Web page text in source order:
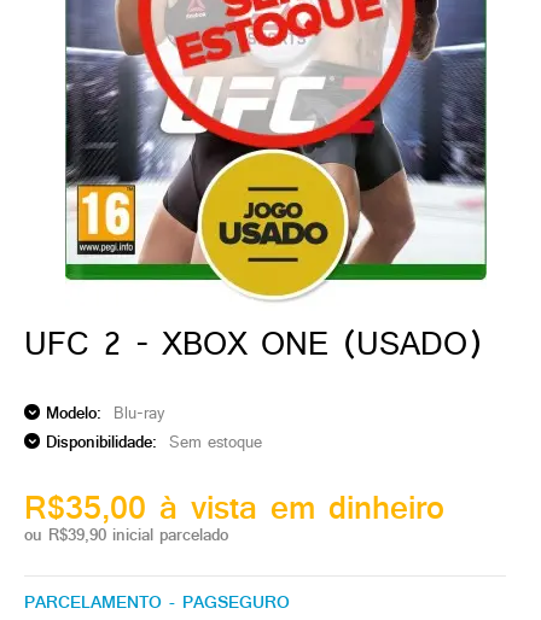
UFC 2 - XBOX ONE (USADO)
Modelo: Blu-ray
Disponibilidade: Sem estoque
R$35,00 à vista em dinheiro
ou R$39,90 inicial parcelado
PARCELAMENTO - PAGSEGURO